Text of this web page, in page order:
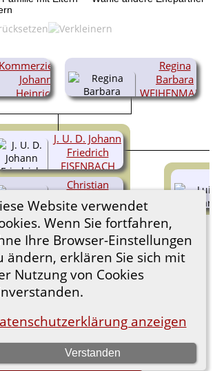
Website verwendet
Wenn Sie fortfahren,
Ihre Browser-Einstellungen
ändern, erklären Sie sich mit
Nutzung von Cookies
anzeigen
Verstanden
Kommerzienrat
Johann
Heinrich
EISENBACH
1733)
Regina
Barbara
WEIHENMAJER
(1707-
Christian
EISENBACH
(1730-1762)
Johanna
Regina
EISENBACH
(1733-
1734)
J. U. D. Johann
Friedrich
EISENBACH
(1728-1801)
The Next Generation of Genealogy Sitebuildingv. 15.0.1,
von Darrin Lythgoe © 2001-2026.
. |Datenschutzerklärung